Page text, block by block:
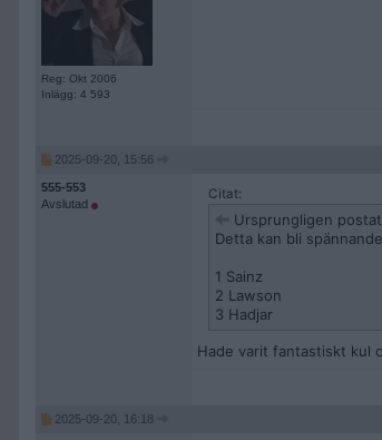
Reg: Okt 2006
Inlägg: 4 593
2025-09-20, 15:56
555-553
Avslutad
Citat:
Ursprungligen
Detta kan bli
1 Sainz
2 Lawson
3 Hadjar
Hade varit fantastiskt kul
2025-09-20, 16:18